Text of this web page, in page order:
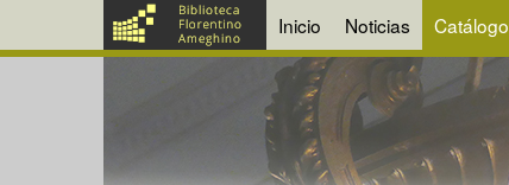
Inicio Noticias Catálogo